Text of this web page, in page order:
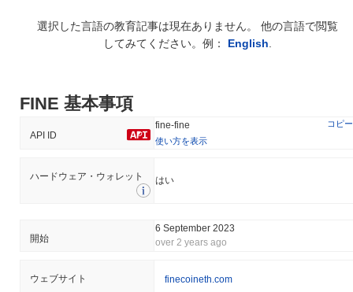
FINE (FINE) FAQ – 主要指標と市場分析
FINE (FINE)はどこで購入できますか？
最もアクティブなプラットフォームはUniswap V2 (Ethereum)
で、FINE/WETH取引ペアは24時間のボリュームが
記録しました。 その他の取引所にはUniswap V4 (Ethereum)と
Uniswap V3 (Ethereum)があります。
FINEの現在の日次取引量はいくらですか？
過去24時間で、FINEの取引量は
史上最高値（ATH）：
732
選択した言語の教育記事は現在ありません。 他の言語で閲覧
してみてください。例： English
FINE 基本事項
API ID
fine-fine
コピー
使い方を表示
ハードウェア・ウォレット はい
開始
6 September 2023
over 2 years ago
ウェブサイト finecoineth.com